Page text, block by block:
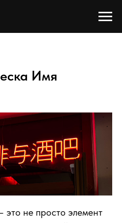
Имя
не просто элемент